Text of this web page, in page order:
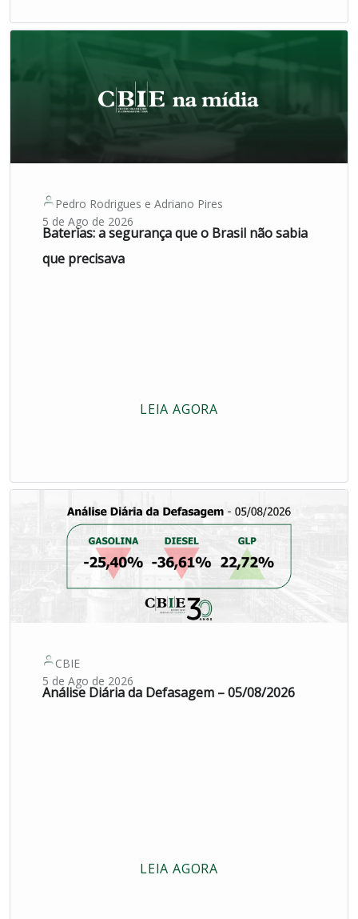
Pedro Rodrigues e Adriano Pires
5 de Ago de 2026
Baterias: a segurança que o Brasil não sabia
que precisava
LEIA AGORA
CBIE
5 de Ago de 2026
Análise Diária da Defasagem – 05/08/2026
LEIA AGORA